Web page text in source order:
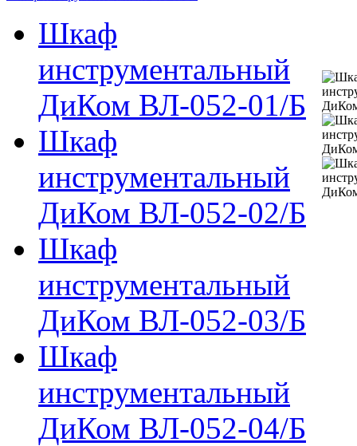
Шкаф
инструментальный
ДиКом ВЛ-052-01/Б
Шкаф
инструментальный
ДиКом ВЛ-052-02/Б
Шкаф
инструментальный
ДиКом ВЛ-052-03/Б
Шкаф
инструментальный
ДиКом ВЛ-052-04/Б